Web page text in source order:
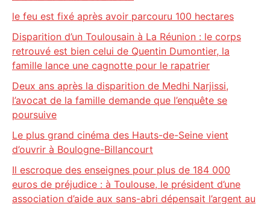
le feu est fixé après avoir parcouru 100 hectares
Disparition d’un Toulousain à La Réunion : le corps
retrouvé est bien celui de Quentin Dumontier, la
famille lance une cagnotte pour le rapatrier
Deux ans après la disparition de Medhi Narjissi,
l’avocat de la famille demande que l’enquête se
poursuive
Le plus grand cinéma des Hauts-de-Seine vient
d’ouvrir à Boulogne-Billancourt
Il escroque des enseignes pour plus de 184 000
euros de préjudice : à Toulouse, le président d’une
association d’aide aux sans-abri dépensait l’argent au